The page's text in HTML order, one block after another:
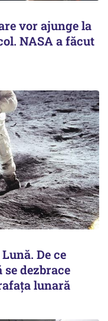
vor ajunge la
NASA a făcut
De ce
dezbrace
lunară